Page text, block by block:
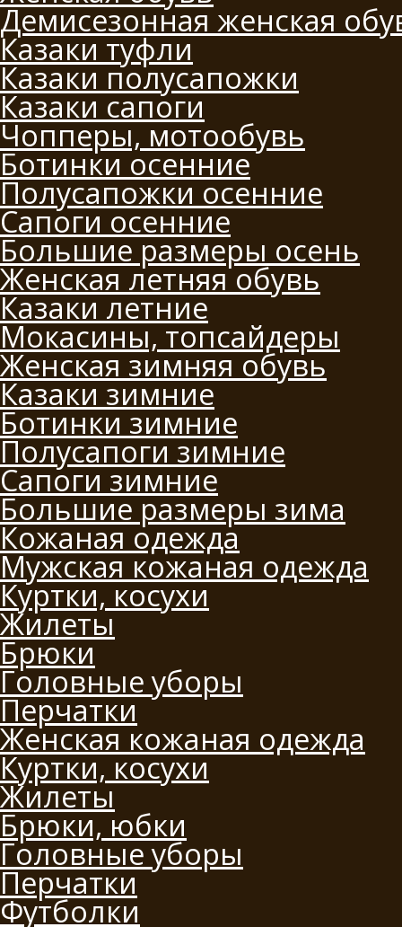
Демисезонная женская
Казаки туфли
Казаки полусапожки
Казаки сапоги
Чопперы, мотообувь
Ботинки осенние
Полусапожки осенние
Сапоги осенние
Большие размеры осень
Женская летняя обувь
Казаки летние
Мокасины, топсайдеры
Женская зимняя обувь
Казаки зимние
Ботинки зимние
Полусапоги зимние
Сапоги зимние
Большие размеры зима
Кожаная одежда
Мужская кожаная одежда
Куртки, косухи
Жилеты
Брюки
Головные уборы
Перчатки
Женская кожаная одежда
Куртки, косухи
Жилеты
Брюки, юбки
Головные уборы
Перчатки
Футболки